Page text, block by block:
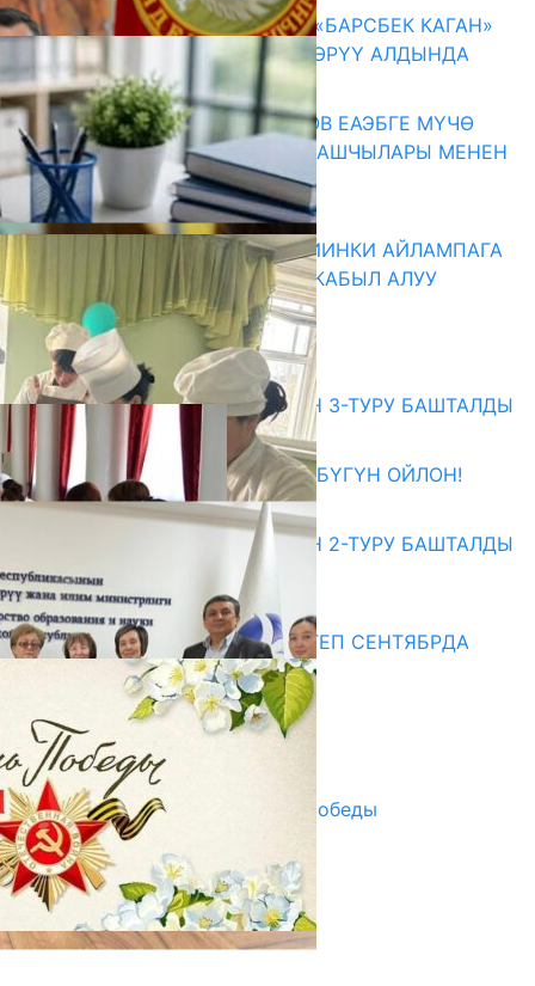
КЫРГЫЗ ТАРЫХЫ ТАСМАДА: «БАРСБЕК КАГАН»
КӨРКӨМ ТАСМАСЫ ЖАРЫК КӨРҮҮ АЛДЫНДА
07.08.2026
ПРЕЗИДЕНТ САДЫР ЖАПАРОВ ЕАЭБГЕ МҮЧӨ
МАМЛЕКЕТТЕРДИН ӨКМӨТ БАШЧЫЛАРЫ МЕНЕН
ЖОЛУГУШТУ
07.08.2026
ДИРЕКТОРЛОР РЕЗЕРВИ: КИЙИНКИ АЙЛАМПАГА
ЭЛЕКТРОНДУК АРЫЗДАРДЫ КАБЫЛ АЛУУ
БАШТАЛАТ
07.08.2026
Абитуриент
ЖОЖДОРГО КАБЫЛ АЛУУНУН 3-ТУРУ БАШТАЛДЫ
27.07.2026
ӨЗҮҢДҮН КЕЛЕЧЕГИҢ ҮЧҮН БҮГҮН ОЙЛОН!
20.07.2026
ЖОЖДОРГО КАБЫЛ АЛУУНУН 2-ТУРУ БАШТАЛДЫ
20.07.2026
Медиа
СУЗАКТА 750 ОРУНДУУ МЕКТЕП СЕНТЯБРДА
ПАЙДАЛАНУУГА БЕРИЛЕТ
07.08.2025
Улуу Жеңиштин жандуу сөзү
29.04.2025
Награды в преддверии Дня Победы
29.04.2025